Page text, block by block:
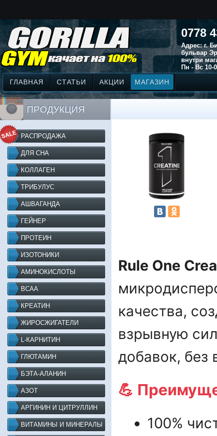
0778
Адрес: г.
бульвар
внутри
Пн - Вс 10-
ГЛАВНАЯ СТАТЬИ АКЦИИ МАГАЗИН
ПРОДУКЦИЯ
РАСПРОДАЖА
ДЛЯ СНА
КОЛЛАГЕН
ТРИБУЛУС
АШВАГАНДА
ГЕЙНЕР
ПРОТЕИН
ИЗОТОНИКИ
АМИНОКИСЛОТЫ
BCAA
КРЕАТИН
ЖИРОСЖИГАТЕЛИ
L-КАРНИТИН
ГЛЮТАМИН
БЭТА-АЛАНИН
АЗОТ
АРГИНИН И ЦИТРУЛЛИН
ВИТАМИНЫ И МИНЕРАЛЫ
Rule One
качества,
взрывную
добавок, без
💪
100%